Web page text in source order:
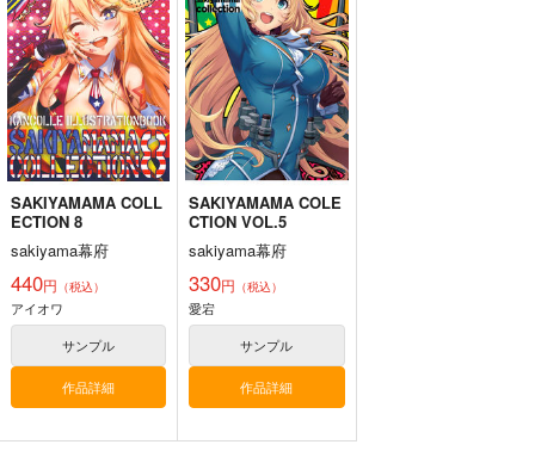
Make to Unlauful !
660円（税込）
艦隊これくしょん-艦これ-
島風
天津風
サンプル
カート
く
KURONEKO-WORK's-
くろねこわぁくす-
660円（税込）
艦隊これくしょん-艦これ-
トンブリ
明石 大淀
サンプル
カート
SAKIYAMAMA COLL
ECTION 8
sakiyama幕府
440円 （税込）
アイオワ
サンプル
作品詳細
SAKIYAMAMA COLE
CTION VOL.5
sakiyama幕府
330円 （税込）
愛宕
サンプル
作品詳細